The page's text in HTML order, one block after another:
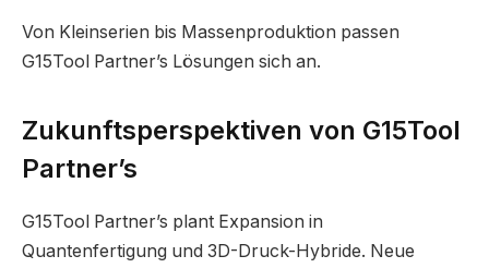
Von Kleinserien bis Massenproduktion passen
G15Tool Partner’s Lösungen sich an.
Zukunftsperspektiven von G15Tool
Partner’s
G15Tool Partner’s plant Expansion in
Quantenfertigung und 3D-Druck-Hybride. Neue